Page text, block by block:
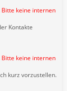
keine internen
Kontakte
keine internen
kurz vorzustellen.